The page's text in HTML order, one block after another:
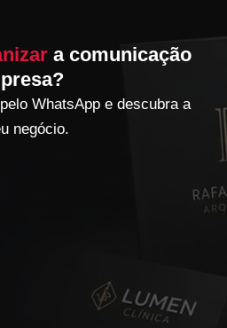
a comunicação
WhatsApp e descubra a
negócio.